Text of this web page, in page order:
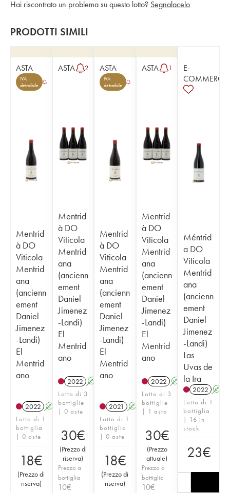
Hai riscontrato un problema su questo lotto? Segnalacelo
PRODOTTI SIMILI
ASTA
IVA
detraibile
Mentrid
à DO
Viticola
Mentrid
ana
(ancienn
ement
Daniel
Jimenez
-Landi)
El
Mentrid
ano
2022 A
Lotto di 1
bottiglia
| 0 aste
18€
(Prezzo di
riserva)
ASTA 2
Mentrid
à DO
Viticola
Mentrid
ana
(ancienn
ement
Daniel
Jimenez
-Landi)
El
Mentrid
ano
2022 A
Lotto di 3
bottiglie
| 0 aste
30€
(Prezzo di
riserva)
Prezzo a
bottiglia
10€
ASTA
IVA
detraibile
Mentrid
à DO
Viticola
Mentrid
ana
(ancienn
ement
Daniel
Jimenez
-Landi)
El
Mentrid
ano
2021 A
Lotto di 1
bottiglia
| 0 aste
18€
(Prezzo di
riserva)
ASTA 1
Mentrid
à DO
Viticola
Mentrid
ana
(ancienn
ement
Daniel
Jimenez
-Landi)
El
Mentrid
ano
2022 A
Lotto di 3
bottiglie
| 1 asta
30€
(Prezzo
attuale)
Prezzo a
bottiglia
10€
E-
COMMERCE
Méntrid
a DO
Viticola
Mentrid
ana
(ancienn
ement
Daniel
Jimenez
-Landi)
Las
Uvas de
la Ira
2022 A
Lotto di 1
bottiglia
| 16 in
stock
23€